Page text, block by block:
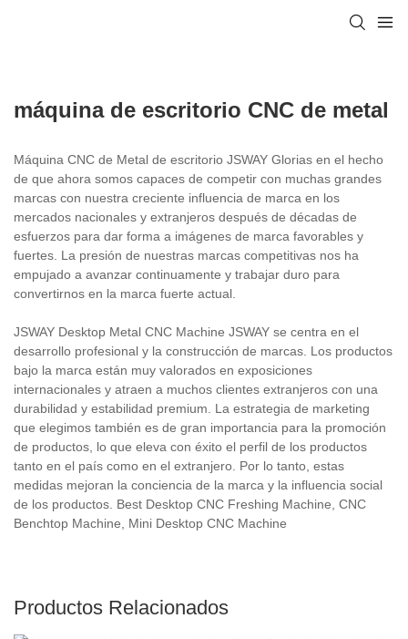
máquina de escritorio CNC de metal
Máquina CNC de Metal de escritorio JSWAY Glorias en el hecho
de que ahora somos capaces de competir con muchas grandes
marcas con nuestra creciente influencia de marca en los
mercados nacionales y extranjeros después de décadas de
esfuerzos para dar forma a imágenes de marca favorables y
fuertes. La presión de nuestras marcas competitivas nos ha
empujado a avanzar continuamente y trabajar duro para
convertirnos en la marca fuerte actual.
JSWAY Desktop Metal CNC Machine JSWAY se centra en el
desarrollo profesional y la construcción de marcas. Los productos
bajo la marca están muy valorados en exposiciones
internacionales y atraen a muchos clientes extranjeros con una
durabilidad y estabilidad premium. La estrategia de marketing
que elegimos también es de gran importancia para la promoción
de productos, lo que eleva con éxito el perfil de los productos
tanto en el país como en el extranjero. Por lo tanto, estas
medidas mejoran la conciencia de la marca y la influencia social
de los productos. Best Desktop CNC Freshing Machine, CNC
Benchtop Machine, Mini Desktop CNC Machine
Productos Relacionados